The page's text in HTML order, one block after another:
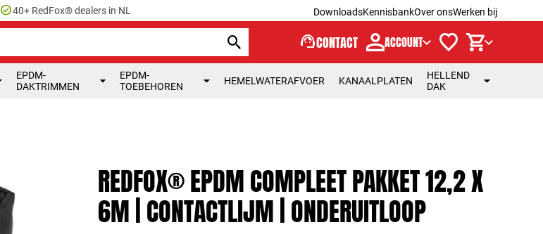
check_circle40+ RedFox® dealers in NL DownloadsKennisbankOver onsWerken bij
support_agentCONTACT ACCOUNT
EPDM-
DAKTRIMMEN
EPDM-
TOEBEHOREN
HEMELWATERAFVOER KANAALPLATEN
HELLEND
DAK
REDFOX® EPDM COMPLEET PAKKET 12,2 X
6M | CONTACTLIJM | ONDERUITLOOP